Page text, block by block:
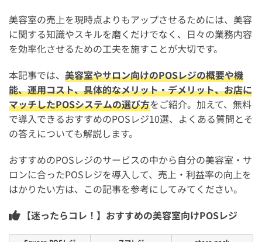
美容室の売上を現時点よりもアップさせるためには、美容
に関する知識やスキルを磨くだけでなく、日々の業務内容
を効率化させるための工夫を施すことが大切です。
本記事では、 美容室やサロン向けのPOSレジの概要や機
能、運用コスト、具体的なメリット・デメリット、お店に
マッチしたPOSシステムの選び方をご紹介。加えて、無料
で導入できるおすすめのPOSレジ10選、よくある質問とそ
の答えについても解説します。
おすすめのPOSレジのサービスの中から自分の美容室・サ
ロンに合ったPOSレジを導入して、売上・利益率の向上を
はかりたい方は、この記事を参考にしてみてください。
【迷ったらコレ！】おすすめの美容室向けPOSレジ